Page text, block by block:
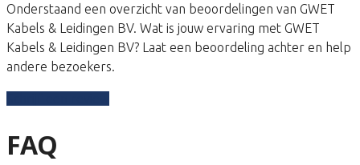
Onderstaand een overzicht van beoordelingen van GWET
Kabels & Leidingen BV. Wat is jouw ervaring met GWET
Kabels & Leidingen BV? Laat een beoordeling achter en help
andere bezoekers.
FAQ